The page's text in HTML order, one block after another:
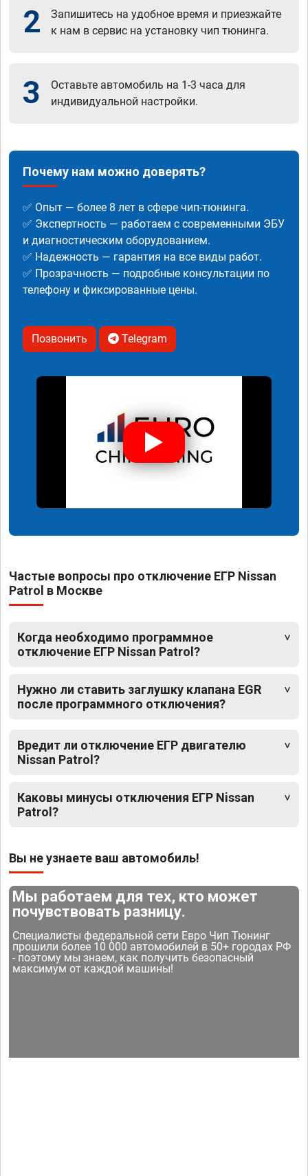
2
Запишитесь на удобное время и приезжайте
к нам в сервис на установку чип тюнинга.
3
Оставьте автомобиль на 1-3 часа для
индивидуальной настройки.
Почему нам можно доверять?
✅ Опыт — более 8 лет в сфере чип-тюнинга.
✅ Экспертность — работаем с современными ЭБУ
и диагностическим оборудованием.
✅ Надежность — гарантия на все виды работ.
✅ Прозрачность — подробные консультации по
телефону и фиксированные цены.
Позвонить Telegram
Частые вопросы про отключение ЕГР Nissan
Patrol в Москве
Когда необходимо программное
отключение ЕГР Nissan Patrol?
Нужно ли ставить заглушку клапана EGR
после программного отключения?
Вредит ли отключение ЕГР двигателю
Nissan Patrol?
Каковы минусы отключения ЕГР Nissan
Patrol?
Вы не узнаете ваш автомобиль!
Мы работаем для тех, кто может
почувствовать разницу.
Специалисты федеральной сети Евро Чип Тюнинг
прошили более 10 000 автомобилей в 50+ городах РФ
- поэтому мы знаем, как получить безопасный
максимум от каждой машины!